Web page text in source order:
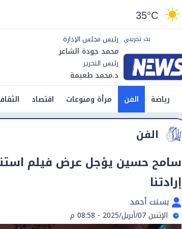
35°C
رئيس مجلس الإدارة
محمد جودة الشاعر
رئيس التحرير
د.محمد طعيمة
رياضة الفن مرأة ومنوعات اقتصاد
الفن
سامح حسين يؤجل عرض فيلم
إرادتنا
بسنت أحمد
الإثنين 07/أبريل/2025 - 08:58 م